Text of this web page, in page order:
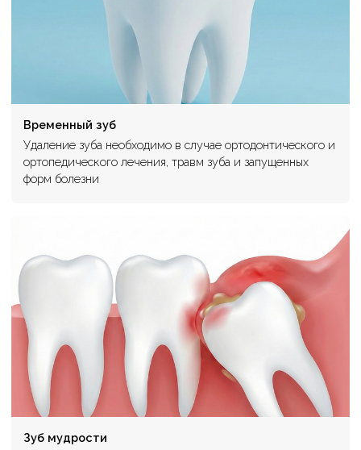
Временный зуб
Удаление зуба необходимо в случае ортодонтического и
ортопедического лечения, травм зуба и запущенных
форм болезни
Зуб мудрости